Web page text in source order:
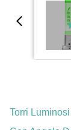
Torri